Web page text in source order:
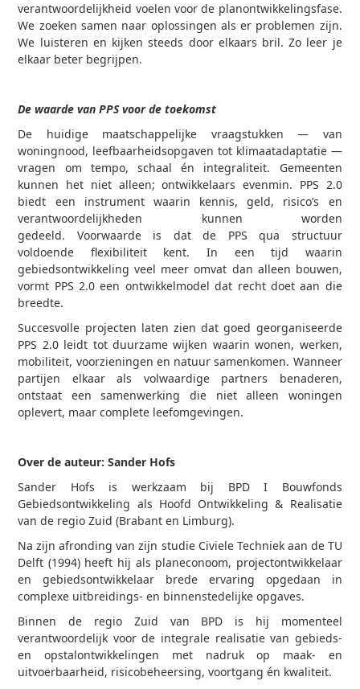
verantwoordelijkheid voelen voor de planontwikkelingsfase.
We zoeken samen naar oplossingen als er problemen zijn.
We luisteren en kijken steeds door elkaars bril. Zo leer je
elkaar beter begrijpen.
De waarde van PPS voor de toekomst
De huidige maatschappelijke vraagstukken — van
woningnood, leefbaarheidsopgaven tot klimaatadaptatie —
vragen om tempo, schaal én integraliteit. Gemeenten
kunnen het niet alleen; ontwikkelaars evenmin. PPS 2.0
biedt een instrument waarin kennis, geld, risico’s en
verantwoordelijkheden kunnen worden
gedeeld. Voorwaarde is dat de PPS qua structuur
voldoende flexibiliteit kent. In een tijd waarin
gebiedsontwikkeling veel meer omvat dan alleen bouwen,
vormt PPS 2.0 een ontwikkelmodel dat recht doet aan die
breedte.
Succesvolle projecten laten zien dat goed georganiseerde
PPS 2.0 leidt tot duurzame wijken waarin wonen, werken,
mobiliteit, voorzieningen en natuur samenkomen. Wanneer
partijen elkaar als volwaardige partners benaderen,
ontstaat een samenwerking die niet alleen woningen
oplevert, maar complete leefomgevingen.
Over de auteur: Sander Hofs
Sander Hofs is werkzaam bij BPD I Bouwfonds
Gebiedsontwikkeling als Hoofd Ontwikkeling & Realisatie
van de regio Zuid (Brabant en Limburg).
Na zijn afronding van zijn studie Civiele Techniek aan de TU
Delft (1994) heeft hij als planeconoom, projectontwikkelaar
en gebiedsontwikkelaar brede ervaring opgedaan in
complexe uitbreidings- en binnenstedelijke opgaves.
Binnen de regio Zuid van BPD is hij momenteel
verantwoordelijk voor de integrale realisatie van gebieds-
en opstalontwikkelingen met nadruk op maak- en
uitvoerbaarheid, risicobeheersing, voortgang én kwaliteit.